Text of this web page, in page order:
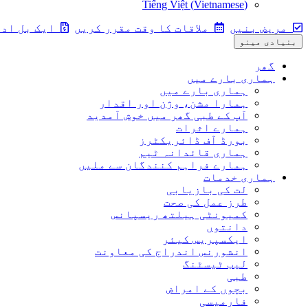
Tiếng Việt (Vietnamese)
مریض بنیں
ملاقات کا وقت مقرر کریں ایک بل
بنیادی مینو
گھر
ہماری بارے ميں
ہماری بارے ميں
ہمارا مشن، وژن اور اقدار
آپ کے طبی گھر میں خوش آمدید
ہمارے اثرات
بورڈ آف ڈائریکٹرز
ہماری قائدانہ ٹیم
ہمارے فراہم کنندگان سے ملیں
ہماری خدمات
لت کی بازیابی
طرز عمل کی صحت
کمیونٹی ہیلتھ ریسپانس
دانتوں
ایکسپریس کیئر
انشورنس اندراج کی معاونت
لیب ٹیسٹنگ
طبی
بچوں کے امراض
فارمیسی